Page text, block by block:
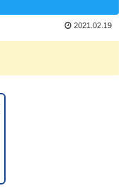
2021.02.19